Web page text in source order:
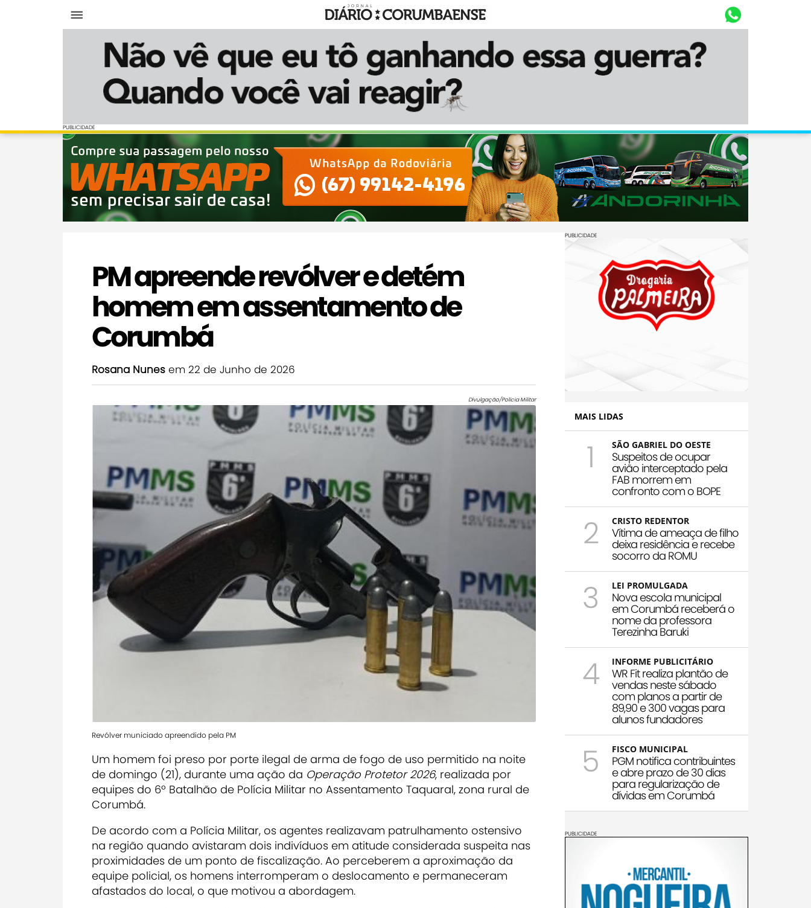
Diário Corumbaense
PUBLICIDADE
PUBLICIDADE
PM apreende revólver e detém
homem em assentamento de
Corumbá
Rosana Nunes em 22 de Junho de 2026
Divulgação/Polícia Militar
Revólver municiado apreendido pela PM
Um homem foi preso por porte ilegal de arma de fogo de uso permitido na noite
de domingo (21), durante uma ação da Operação Protetor 2026, realizada por
equipes do 6º Batalhão de Polícia Militar no Assentamento Taquaral, zona rural de
Corumbá.
De acordo com a Polícia Militar, os agentes realizavam patrulhamento ostensivo
na região quando avistaram dois indivíduos em atitude considerada suspeita nas
proximidades de um ponto de fiscalização. Ao perceberem a aproximação da
equipe policial, os homens interromperam o deslocamento e permaneceram
afastados do local, o que motivou a abordagem.
PUBLICIDADE
MAIS LIDAS
1 SÃO GABRIEL DO OESTE
Suspeitos de ocupar
avião interceptado pela
FAB morrem em
confronto com o BOPE
2 CRISTO REDENTOR
Vítima de ameaça de filho
deixa residência e recebe
socorro da ROMU
3 LEI PROMULGADA
Nova escola municipal
em Corumbá receberá o
nome da professora
Terezinha Baruki
4 INFORME PUBLICITÁRIO
WR Fit realiza plantão de
vendas neste sábado
com planos a partir de
89,90 e 300 vagas para
alunos fundadores
5 FISCO MUNICIPAL
PGM notifica contribuintes
e abre prazo de 30 dias
para regularização de
dívidas em Corumbá
PUBLICIDADE